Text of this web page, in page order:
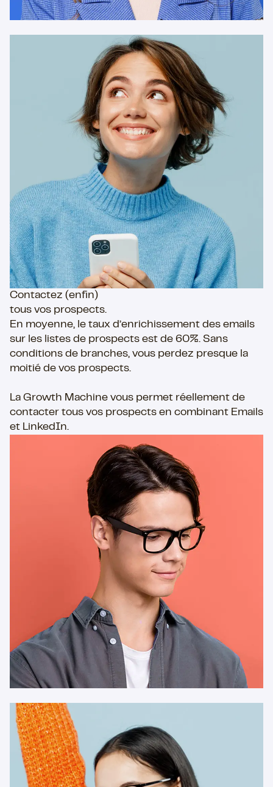
Contactez (enfin)
tous vos prospects.​
En moyenne, le taux d’enrichissement des emails
sur les listes de prospects est de 60%. Sans
conditions de branches, vous perdez presque la
moitié de vos prospects.
La Growth Machine vous permet réellement de
contacter tous vos prospects en combinant Emails
et LinkedIn.